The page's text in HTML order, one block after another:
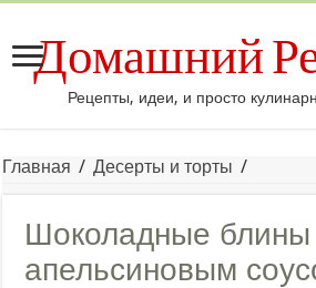
Домашний
Рецепты, идеи, и просто
Главная / Десерты и торты /
Шоколадные блины
апельсиновым